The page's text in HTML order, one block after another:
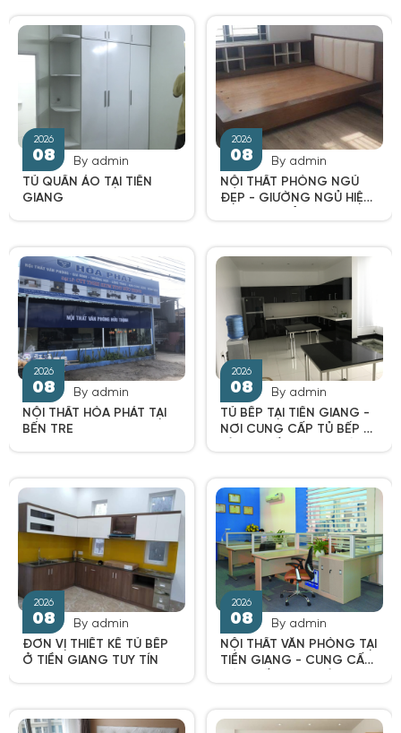
2026
08
2026
08
2026
08
2026
08
2026 2026
By admin
TỦ QUẦN ÁO TẠI TIỀN
GIANG
By admin
NỘI THẤT PHÒNG NGỦ
ĐẸP - GIƯỜNG NGỦ HIỆN
By admin
NỘI THẤT HÒA PHÁT TẠI
BẾN TRE
By admin
TỦ BẾP TẠI TIỀN GIANG -
NƠI CUNG CẤP TỦ BẾP UY
By admin
ĐƠN VỊ THIẾT KẾ TỦ BẾP
Ở TIỀN GIANG TUY TÍN
By admin
NỘI THẤT VĂN PHÒNG TẠI
TIỀN GIANG - CUNG CẤP